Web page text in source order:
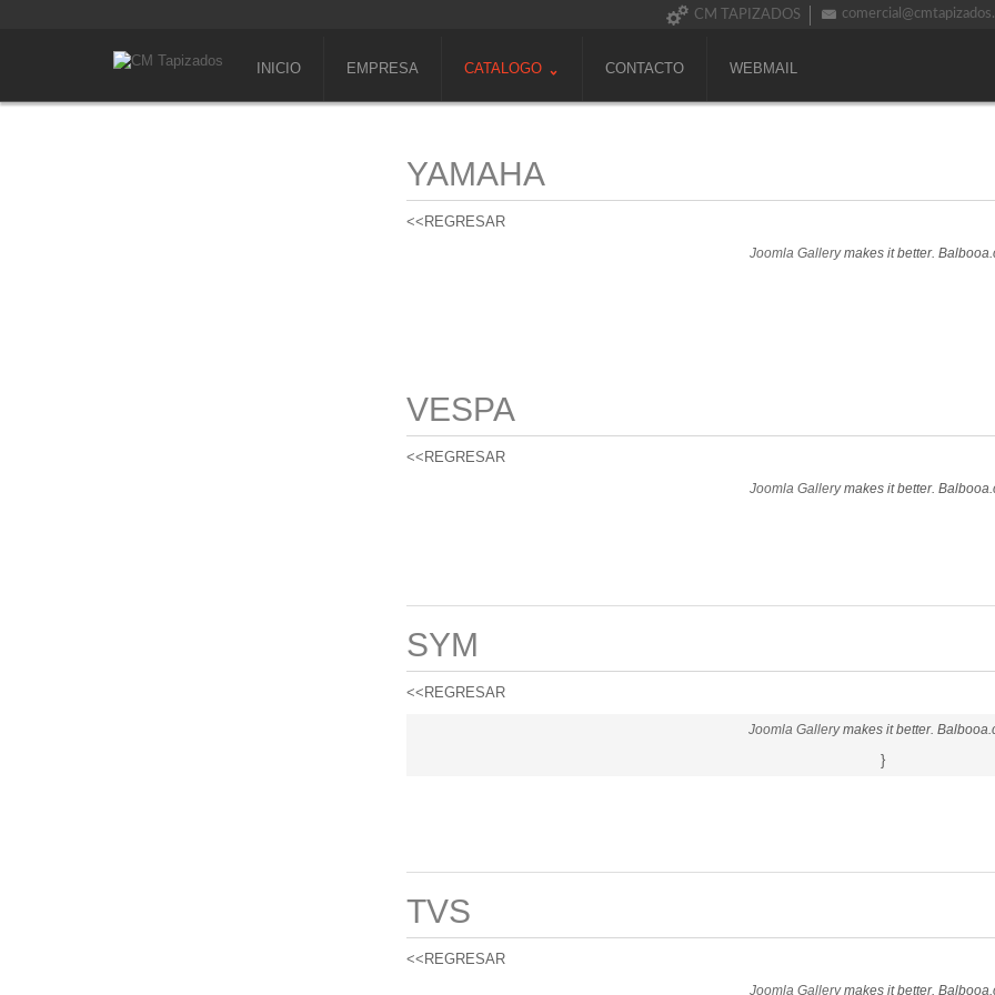
CM TAPIZADOS
INICIO EMPRESA CATALOGO CONTACTO WEBMAIL
YAMAHA
<<REGRESAR
Joomla Gallerymakes it better.
VESPA
<<REGRESAR
Joomla Gallerymakes it better.
SYM
<<REGRESAR
Joomla Gallerymakes it better.
}
TVS
<<REGRESAR
Joomla Gallerymakes it better.